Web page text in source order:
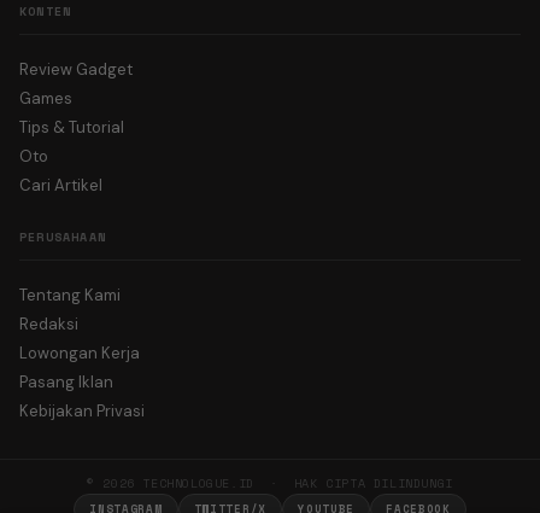
KONTEN
Review Gadget
Games
Tips & Tutorial
Oto
Cari Artikel
PERUSAHAAN
Tentang Kami
Redaksi
Lowongan Kerja
Pasang Iklan
Kebijakan Privasi
© 2026 TECHNOLOGUE.ID · HAK CIPTA DILINDUNGI
INSTAGRAM TWITTER/X YOUTUBE FACEBOOK